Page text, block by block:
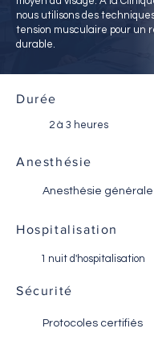
nous utilisons des
tension musculaire pour un
durable.
Durée
2 à 3 heures
Anesthésie
Anesthésie générale
Hospitalisation
1 nuit d'hospitalisation
Sécurité
Protocoles certifiés